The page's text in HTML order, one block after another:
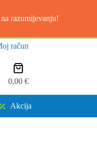
razumijevanju!
račun
Košarica
0,00 €
Akcija